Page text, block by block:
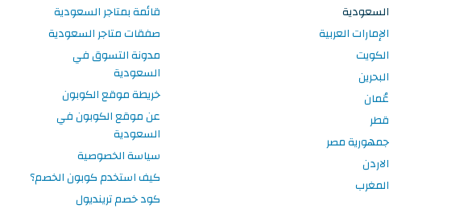
السعودية
الإمارات العربية
الكويت
البحرين
عُمان
قطر
جمهورية مصر
الاردن
المغرب
قائمة بمتاجر السعودية
صفقات متاجر السعودية
مدونة التسوق في
السعودية
خريطة موقع الكوبون
عن موقع الكوبون في
السعودية
سياسة الخصوصية
كيف استخدم كوبون الخصم؟
كود خصم ترينديول